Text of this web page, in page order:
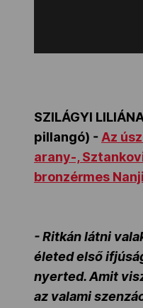
SZILÁGYI
pillangó) - Az
arany-,
bronzérmes
- Ritkán látni
életed első
nyerted. Amit
az valami